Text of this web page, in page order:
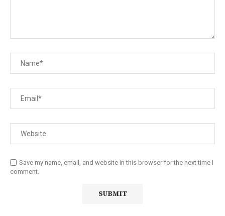
Save my name, email, and website in this browser for the next time I
comment.